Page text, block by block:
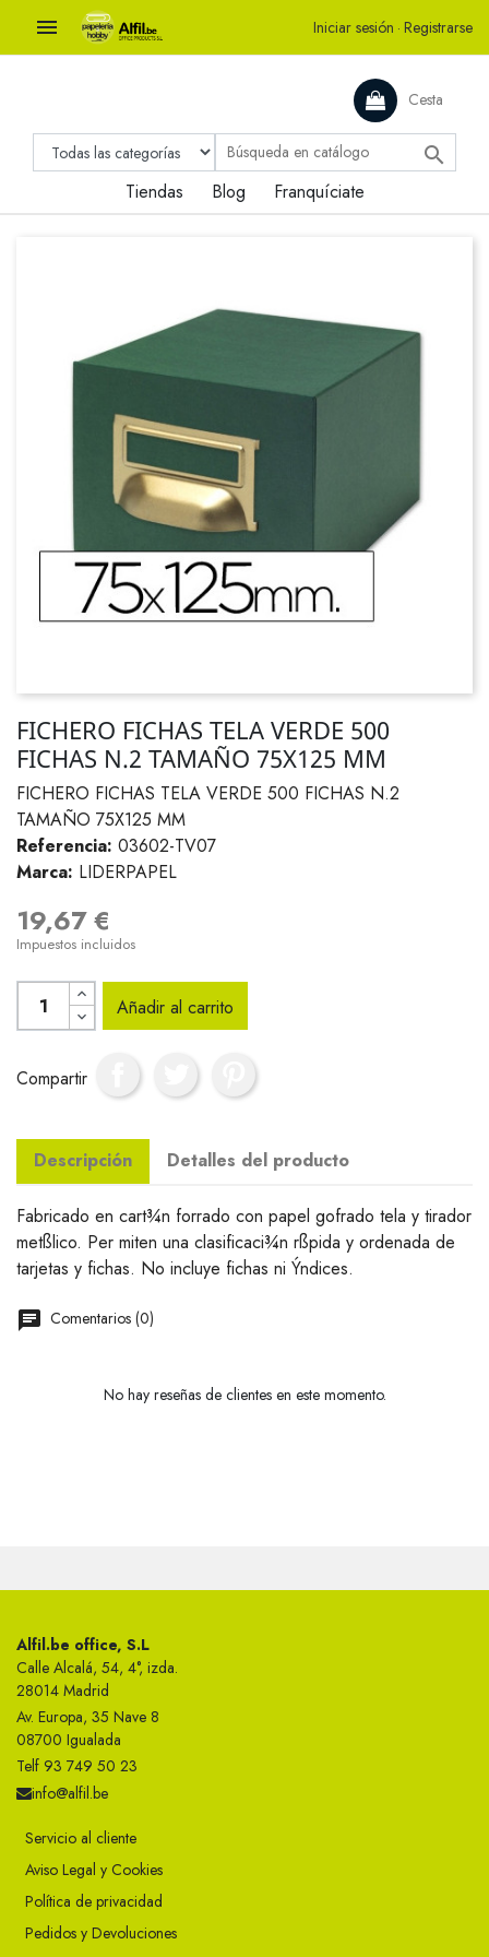
 Iniciar sesión · Registrarse
Cesta

Tiendas Blog Franquíciate
FICHERO FICHAS TELA VERDE 500
FICHAS N.2 TAMAÑO 75X125 MM
FICHERO FICHAS TELA VERDE 500 FICHAS N.2
TAMAÑO 75X125 MM
Referencia: 03602-TV07
Marca: LIDERPAPEL
19,67 €
Impuestos incluidos
Añadir al carrito
Compartir
Descripción Detalles del producto
Fabricado en cart¾n forrado con papel gofrado tela y tirador
metßlico. Per miten una clasificaci¾n rßpida y ordenada de
tarjetas y fichas. No incluye fichas ni Ýndices.
Comentarios (0)
No hay reseñas de clientes en este momento.
Alfil.be office, S.L
Calle Alcalá, 54, 4°, izda.
28014 Madrid
Av. Europa, 35 Nave 8
08700 Igualada
Telf 93 749 50 23
info@alfil.be
Servicio al cliente
Aviso Legal y Cookies
Política de privacidad
Pedidos y Devoluciones